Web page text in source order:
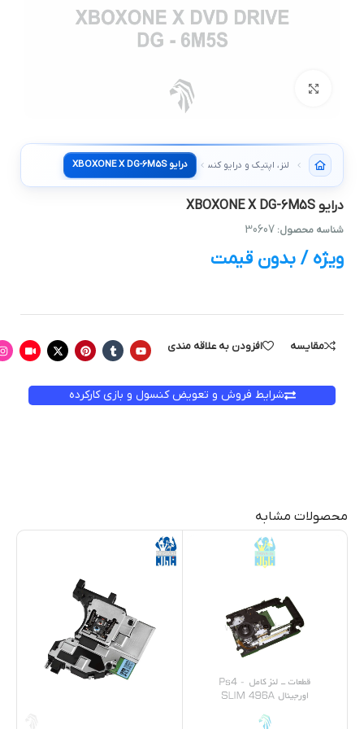
لنز، اپتیک و درایو کنسول درایو XBOXONE X DG-6M5S
درایو XBOXONE X DG-6M5S
شناسه محصول: 30607
ویژه / بدون قیمت
مقایسه افزودن به علاقه مندی
شرایط فروش و تعویض کنسول و بازی کارکرده
محصولات مشابه